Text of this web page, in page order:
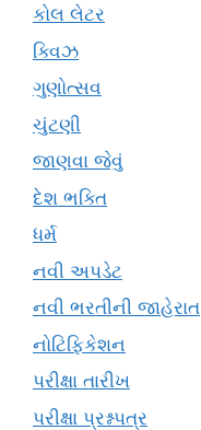
કોલ લેટર
ક્વિઝ
ગુણોત્સવ
ચુંટણી
જાણવા જેવું
દેશ ભક્તિ
ધર્મ
નવી અપડેટ
નવી ભરતીની જાહેરાત
નોટિફિકેશન
પરીક્ષા તારીખ
પરીક્ષા પ્રશ્નપત્ર